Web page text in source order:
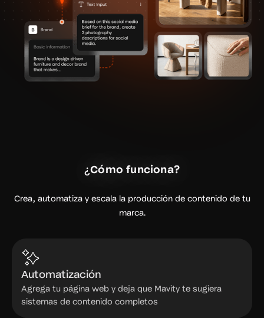
¿Cómo funciona?
Crea, automatiza y escala la producción de contenido de tu
marca.
Automatización
Agrega tu página web y deja que Mavity te sugiera
sistemas de contenido completos